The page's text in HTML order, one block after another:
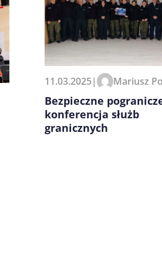
11.03.2025| Mariusz
Bezpieczne
konferencja służb
granicznych